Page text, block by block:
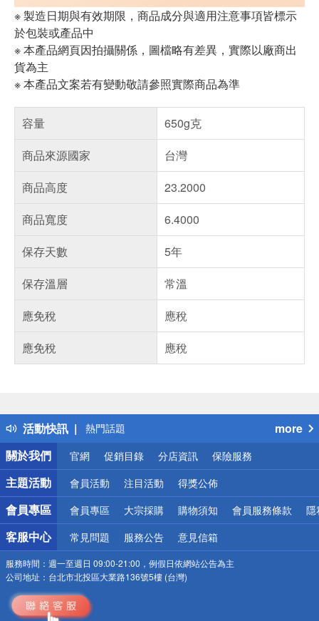
※ 製造日期與有效期限，商品成分與適用注意事項皆標示
於包裝或產品中
※ 本產品網頁因拍攝關係，圖檔略有差異，實際以廠商出
貨為主
※ 本產品文案若有變動敬請參照實際商品為準
容量
650g克
商品來源國家
台灣
商品高度
23.2000
商品寬度
6.4000
保存天數
5年
保存溫層
常溫
應免稅
應稅
應免稅
應稅
活動快訊
得獎公告
熱門話題
銀行優惠
偏遠地區配送
詐騙網頁！請小心！
more
關於我們
官網 促銷目錄 分店資訊 保險服務
主題活動 會員活動 注目活動 得獎公佈
會員專區 會員專區 大宗採購 購物須知 會員服務條款 隱
客服中心 常見問題 服務公告 意見信箱
服務時間： 週一至週日 09:00-21:00，例假日依網站公告為主
公司地址： 台北市北投區大業路136號5樓 (台灣)